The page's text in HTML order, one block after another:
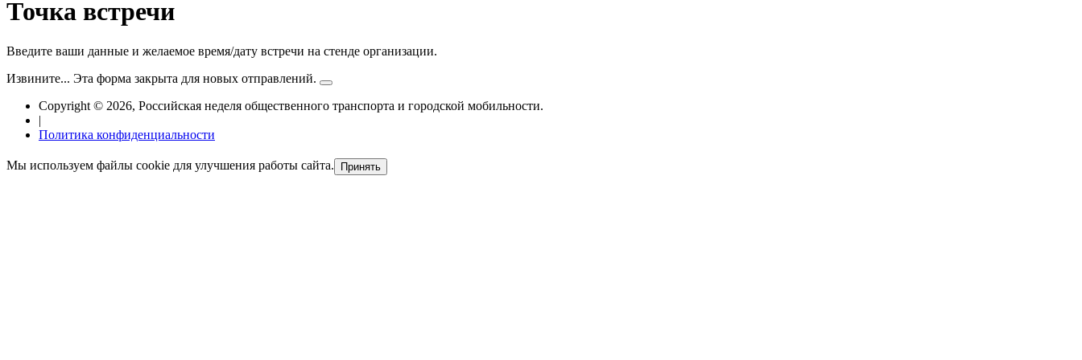
Точка встречи
Введите ваши данные и желаемое время/дату встречи на стенде организации.
Статус
Извините... Эта форма закрыта для новых отправлений.
Copyright © 2026, Российская неделя общественного транспорта и городской мобильности.
|
Политика конфиденциальности
Мы используем файлы cookie для улучшения работы сайта. Принять